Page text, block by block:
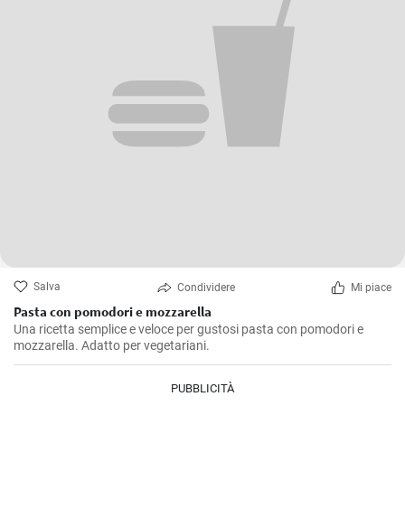
Salva Condividere Mi piace
Pasta con pomodori e mozzarella
Una ricetta semplice e veloce per gustosi pasta con pomodori e
mozzarella. Adatto per vegetariani.
PUBBLICITÀ